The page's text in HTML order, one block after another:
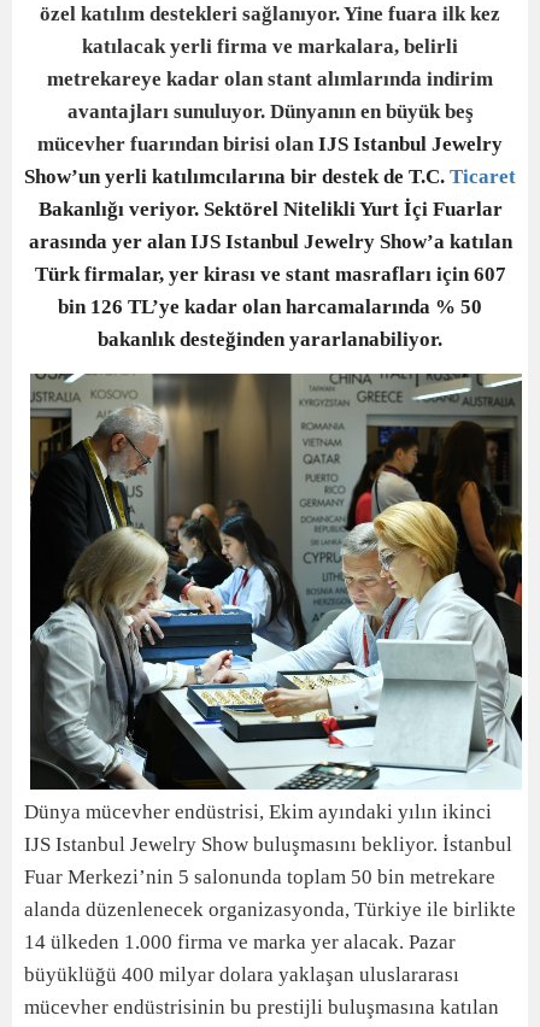
özel katılım destekleri sağlanıyor. Yine fuara ilk kez
katılacak yerli firma ve markalara, belirli
metrekareye kadar olan stant alımlarında indirim
avantajları sunuluyor. Dünyanın en büyük beş
mücevher fuarından birisi olanIJS Istanbul Jewelry
Show’un yerli katılımcılarına bir destek de T.C. Ticaret
Bakanlığı veriyor. Sektörel Nitelikli Yurt İçi Fuarlar
arasında yer alan IJS Istanbul Jewelry Show’a katılan
Türk firmalar, yer kirası ve stant masrafları için 607
bin 126 TL’ye kadar olan harcamalarında % 50
bakanlık desteğinden yararlanabiliyor.
Dünya mücevher endüstrisi, Ekim ayındaki yılın ikinci
IJS Istanbul Jewelry Show buluşmasını bekliyor. İstanbul
Fuar Merkezi’nin 5 salonunda toplam 50 bin metrekare
alanda düzenlenecek organizasyonda, Türkiye ile birlikte
14 ülkeden 1.000 firma ve marka yer alacak. Pazar
büyüklüğü 400 milyar dolara yaklaşan uluslararası
mücevher endüstrisinin bu prestijli buluşmasına katılan